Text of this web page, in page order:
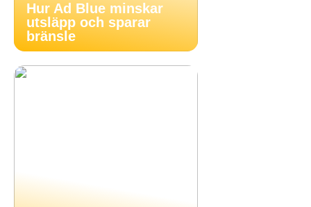
Hur Ad Blue minskar
utsläpp och sparar
bränsle